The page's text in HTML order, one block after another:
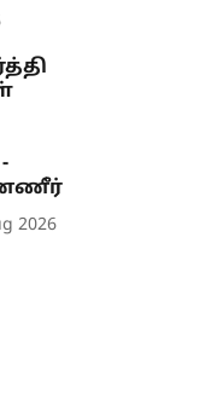
2026